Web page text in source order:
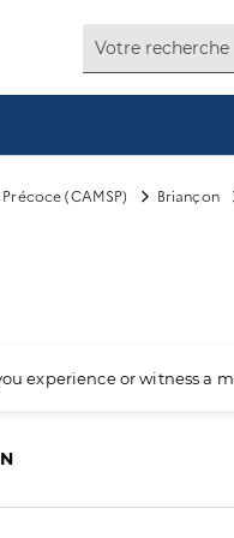
(CAMSP) Briançon
experience or witness